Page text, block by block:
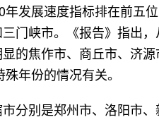
发展速度指标排在前五
门峡市。《报告》指出
的焦作市、商丘市、济
年份的情况有关。
分别是郑州市、洛阳市